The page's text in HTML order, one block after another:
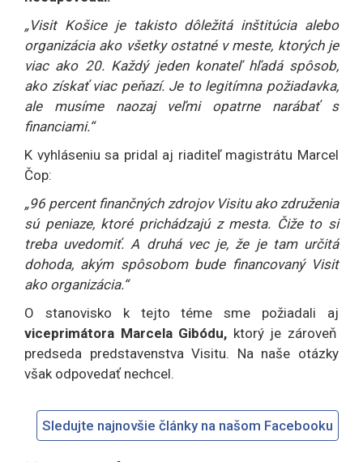
„Visit Košice je takisto dôležitá inštitúcia alebo
organizácia ako všetky ostatné v meste, ktorých je
viac ako 20. Každý jeden konateľ hľadá spôsob,
ako získať viac peňazí. Je to legitímna požiadavka,
ale musíme naozaj veľmi opatrne narábať s
financiami.“
K vyhláseniu sa pridal aj riaditeľ magistrátu Marcel
Čop:
„96 percent finančných zdrojov Visitu ako združenia
sú peniaze, ktoré prichádzajú z mesta. Čiže to si
treba uvedomiť. A druhá vec je, že je tam určitá
dohoda, akým spôsobom bude financovaný Visit
ako organizácia.“
O stanovisko k tejto téme sme požiadali aj
viceprimátora Marcela Gibódu, ktorý je zároveň
predseda predstavenstva Visitu. Na naše otázky
však odpovedať nechcel.
Sledujte najnovšie články na našom Facebooku